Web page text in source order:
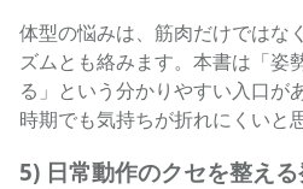
体型の悩みは、筋肉だけではな
ズムとも絡みます。本書は「姿
る」という分かりやすい入口が
時期でも気持ちが折れにくいと
5) 日常動作のクセを整え